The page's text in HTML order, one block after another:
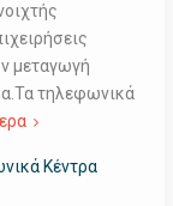
μεταγωγή
τηλεφωνικά
Κέντρα